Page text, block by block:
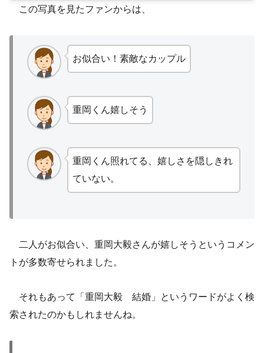
この写真を見たファンからは、
お似合い！素敵なカップル
重岡くん嬉しそう
重岡くん照れてる、嬉しさを隠しきれ
ていない。
二人がお似合い、重岡大毅さんが嬉しそうというコメン
トが多数寄せられました。
それもあって「重岡大毅 結婚」というワードがよく検
索されたのかもしれませんね。